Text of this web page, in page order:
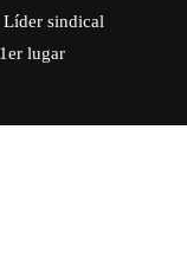
sindical
lugar